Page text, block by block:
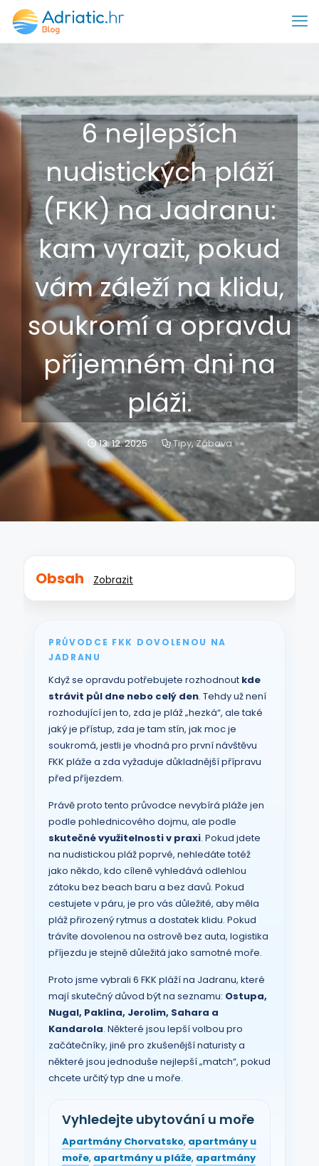
6 nejlepších
nudistických pláží
(FKK) na Jadranu:
kam vyrazit, pokud
vám záleží na klidu,
soukromí a opravdu
příjemném dni na
pláži.
13. 12. 2025 Tipy,Zábava
Obsah Zobrazit
PRŮVODCE FKK DOVOLENOU NA
JADRANU
Když se opravdu potřebujete rozhodnout kde
strávit půl dne nebo celý den. Tehdy už není
rozhodující jen to, zda je pláž „hezká“, ale také
jaký je přístup, zda je tam stín, jak moc je
soukromá, jestli je vhodná pro první návštěvu
FKK pláže a zda vyžaduje důkladnější přípravu
před příjezdem.
Právě proto tento průvodce nevybírá pláže jen
podle pohlednicového dojmu, ale podle
skutečné využitelnosti v praxi. Pokud jdete
na nudistickou pláž poprvé, nehledáte totéž
jako někdo, kdo cíleně vyhledává odlehlou
zátoku bez beach baru a bez davů. Pokud
cestujete v páru, je pro vás důležité, aby měla
pláž přirozený rytmus a dostatek klidu. Pokud
trávíte dovolenou na ostrově bez auta, logistika
příjezdu je stejně důležitá jako samotné moře.
Proto jsme vybrali 6 FKK pláží na Jadranu, které
mají skutečný důvod být na seznamu: Ostupa,
Nugal, Paklina, Jerolim, Sahara a
Kandarola. Některé jsou lepší volbou pro
začátečníky, jiné pro zkušenější naturisty a
některé jsou jednoduše nejlepší „match“, pokud
chcete určitý typ dne u moře.
Vyhledejte ubytování u moře
Apartmány Chorvatsko, apartmány u
moře, apartmány u pláže, apartmány